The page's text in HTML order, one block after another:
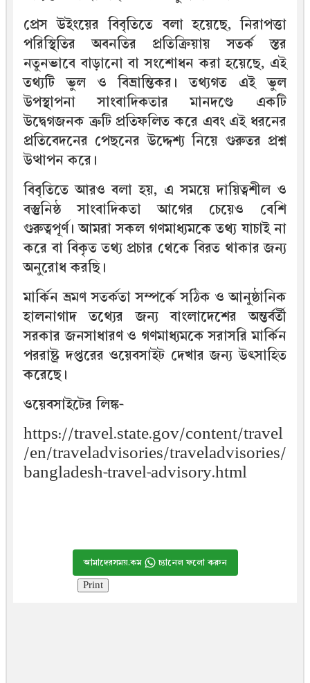
প্রেস উইংয়ের বিবৃতিতে বলা হয়েছে, নিরাপত্তা
পরিস্থিতির অবনতির প্রতিক্রিয়ায় সতর্ক স্তর
নতুনভাবে বাড়ানো বা সংশোধন করা হয়েছে, এই
তথ্যটি ভুল ও বিভ্রান্তিকর। তথ্যগত এই ভুল
উপস্থাপনা সাংবাদিকতার মানদণ্ডে একটি
উদ্বেগজনক ত্রুটি প্রতিফলিত করে এবং এই ধরনের
প্রতিবেদনের পেছনের উদ্দেশ্য নিয়ে গুরুতর প্রশ্ন
উত্থাপন করে।
বিবৃতিতে আরও বলা হয়, এ সময়ে দায়িত্বশীল ও
বস্তুনিষ্ঠ সাংবাদিকতা আগের চেয়েও বেশি
গুরুত্বপূর্ণ। আমরা সকল গণমাধ্যমকে তথ্য যাচাই না
করে বা বিকৃত তথ্য প্রচার থেকে বিরত থাকার জন্য
অনুরোধ করছি।
মার্কিন ভ্রমণ সতর্কতা সম্পর্কে সঠিক ও আনুষ্ঠানিক
হালনাগাদ তথ্যের জন্য বাংলাদেশের অন্তর্বর্তী
সরকার জনসাধারণ ও গণমাধ্যমকে সরাসরি মার্কিন
পররাষ্ট্র দপ্তরের ওয়েবসাইট দেখার জন্য উৎসাহিত
করেছে।
ওয়েবসাইটের লিঙ্ক-
https://travel.state.gov/content/travel
/en/traveladvisories/traveladvisories/
bangladesh-travel-advisory.html
আমাদেরসময়.কম চ্যানেল ফলো করুন
Print